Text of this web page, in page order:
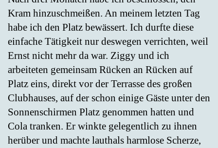
Kram hinzuschmeißen. An meinem letzten Tag
habe ich den Platz bewässert. Ich durfte diese
einfache Tätigkeit nur deswegen verrichten, weil
Ernst nicht mehr da war. Ziggy und ich
arbeiteten gemeinsam Rücken an Rücken auf
Platz eins, direkt vor der Terrasse des großen
Clubhauses, auf der schon einige Gäste unter den
Sonnenschirmen Platz genommen hatten und
Cola tranken. Er winkte gelegentlich zu ihnen
herüber und machte lauthals harmlose Scherze,